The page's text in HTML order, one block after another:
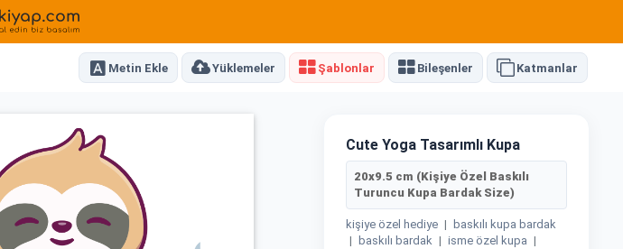
Metin Ekle Yüklemeler Şablonlar Bileşenler Katmanlar
Cute Yoga Tasarımlı Kupa
20x9.5 cm (Kişiye Özel Baskılı
Turuncu Kupa Bardak Size)
kişiye özel hediye |
baskılı kupa bardak
|
baskılı bardak | isme özel kupa |